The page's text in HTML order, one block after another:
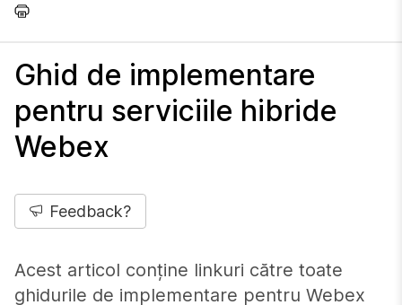
Ghid de implementare
pentru serviciile hibride
Webex
Feedback?
Acest articol conține linkuri către toate
ghidurile de implementare pentru Webex